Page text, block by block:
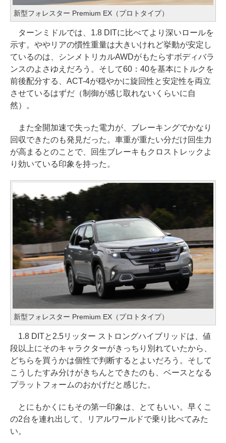
新型フォレスター Premium EX（プロトタイプ）
ターンミドルでは、1.8 DITに比べてより深いロールを
示す。ややリアの慣性重量は大きいけれど挙動が安定し
ているのは、シンメトリカルAWDがもたらすボディバラ
ンスのよさゆえだろう。そして60：40を基本にトルクを
前後配分する、ACT-4が穏やかに旋回性と安定性を両立
させているはずだ（制御が感じ取れないくらいに自
然）。
また全開加速で失った電力が、ブレーキングでかなり
回収できたのも発見だった。車重が重たい分だけ回生力
が高まるとのことで、回生ブレーキもクロストレックよ
り効いている印象を持った。
新型フォレスター Premium EX（プロトタイプ）
1.8 DITと2.5リッター ストロングハイブリッドは、値
段以上にそのキャラクターがきっちり別れていたから、
どちらを買うかは個性で判断するとよいだろう。そして
こうしたすみ分けがきちんとできたのも、ベースとなる
プラットフォームのおかげだと感じた。
とにもかくにもその第一印象は、とてもいい。早くこ
の2台を連れ出して、リアルワールドで乗り比べてみた
い。